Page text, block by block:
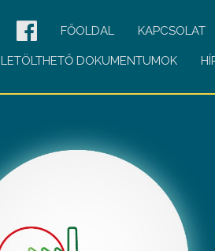
FŐOLDAL KAPCSOLAT
LETÖLTHETŐ DOKUMENTUMOK